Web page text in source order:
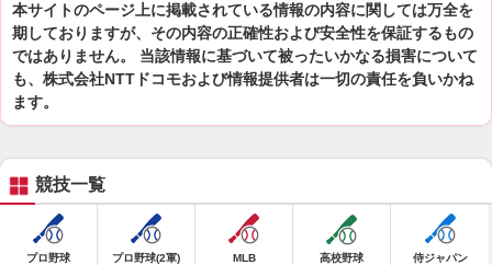
本サイトのページ上に掲載されている情報の内容に関しては万全を
期しておりますが、その内容の正確性および安全性を保証するもの
ではありません。 当該情報に基づいて被ったいかなる損害について
も、株式会社NTTドコモおよび情報提供者は一切の責任を負いかね
ます。
競技一覧
プロ野球 プロ野球(2軍) MLB 高校野球 侍ジャパン